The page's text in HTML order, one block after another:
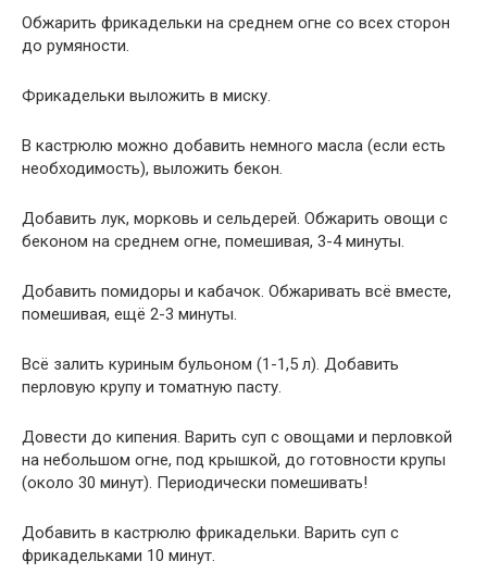
Обжарить фрикадельки на среднем огне со всех сторон
до румяности.
Фрикадельки выложить в миску.
В кастрюлю можно добавить немного масла (если есть
необходимость), выложить бекон.
Добавить лук, морковь и сельдерей. Обжарить овощи с
беконом на среднем огне, помешивая, 3-4 минуты.
Добавить помидоры и кабачок. Обжаривать всё вместе,
помешивая, ещё 2-3 минуты.
Всё залить куриным бульоном (1-1,5 л). Добавить
перловую крупу и томатную пасту.
Довести до кипения. Варить суп с овощами и перловкой
на небольшом огне, под крышкой, до готовности крупы
(около 30 минут). Периодически помешивать!
Добавить в кастрюлю фрикадельки. Варить суп с
фрикадельками 10 минут.